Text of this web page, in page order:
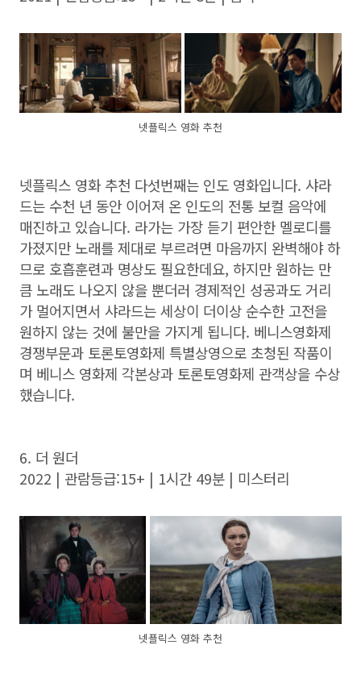
넷플릭스 영화 추천
넷플릭스 영화 추천 다섯번째는 인도 영화입니다. 샤라
드는 수천 년 동안 이어져 온 인도의 전통 보컬 음악에
매진하고 있습니다. 라가는 가장 듣기 편안한 멜로디를
가졌지만 노래를 제대로 부르려면 마음까지 완벽해야 하
므로 호흡훈련과 명상도 필요한데요, 하지만 원하는 만
큼 노래도 나오지 않을 뿐더러 경제적인 성공과도 거리
가 멀어지면서 샤라드는 세상이 더이상 순수한 고전을
원하지 않는 것에 불만을 가지게 됩니다. 베니스영화제
경쟁부문과 토론토영화제 특별상영으로 초청된 작품이
며 베니스 영화제 각본상과 토론토영화제 관객상을 수상
했습니다.
6. 더 원더
2022 | 관람등급:15+ | 1시간 49분 | 미스터리
넷플릭스 영화 추천